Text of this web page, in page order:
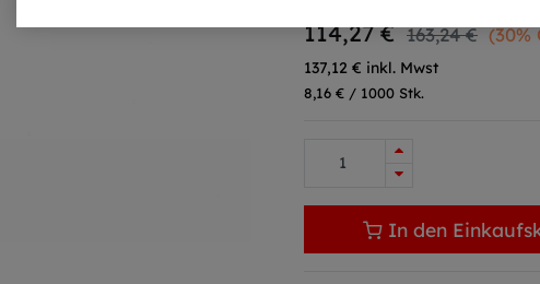
114,27€ 163,24€ (30%
137,12 € inkl. Mwst
8,16 € / 1000 Stk.
In den